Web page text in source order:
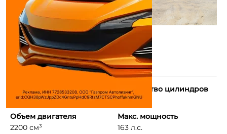
Тип двигателя
4-тактный дизель с т ...
Количество цилиндров
4
Объем двигателя
2200 см³
Макс. мощность
163 л.с.